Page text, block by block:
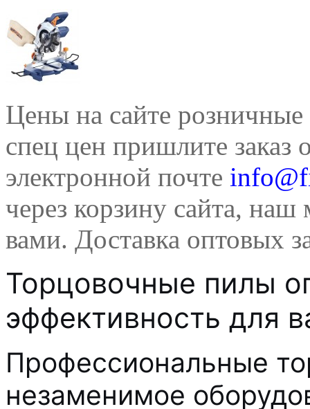
Цены на сайте
спец цен пришлите
электронной почте
через корзину сайта, наш
вами. Доставка оптовых
Торцовочные пилы
эффективность для
Профессиональные
незаменимое